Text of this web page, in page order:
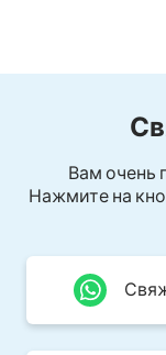
Вам очень
Нажмите на